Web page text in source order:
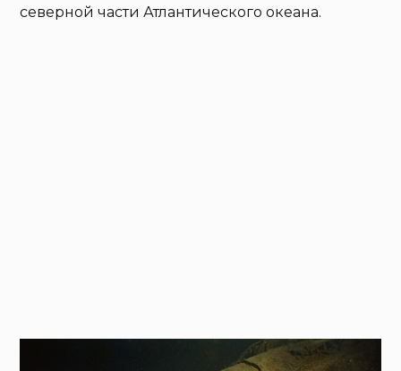
северной части Атлантического океана.